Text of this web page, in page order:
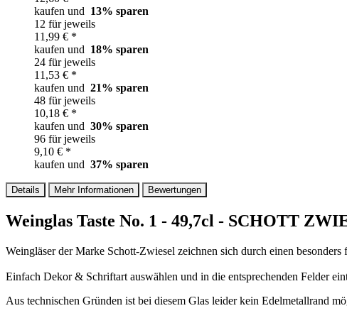
kaufen und 13% sparen
12 für jeweils
11,99 € *
kaufen und 18% sparen
24 für jeweils
11,53 € *
kaufen und 21% sparen
48 für jeweils
10,18 € *
kaufen und 30% sparen
96 für jeweils
9,10 € *
kaufen und 37% sparen
Details Mehr Informationen Bewertungen
Weinglas Taste No. 1 - 49,7cl - SCHOTT
Weingläser der Marke Schott-Zwiesel zeichnen sich durch einen
Einfach Dekor & Schriftart auswählen und in die entsprechenden Felder
Aus technischen Gründen ist bei diesem Glas leider kein Edelmetallrand